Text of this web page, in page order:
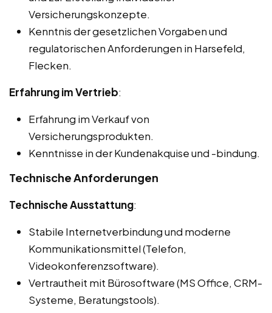
Versicherungskonzepte.
Kenntnis der gesetzlichen Vorgaben und
regulatorischen Anforderungen in Harsefeld,
Flecken.
Erfahrung im Vertrieb:
Erfahrung im Verkauf von
Versicherungsprodukten.
Kenntnisse in der Kundenakquise und -bindung.
Technische Anforderungen
Technische Ausstattung:
Stabile Internetverbindung und moderne
Kommunikationsmittel (Telefon,
Videokonferenzsoftware).
Vertrautheit mit Bürosoftware (MS Office, CRM-
Systeme, Beratungstools).